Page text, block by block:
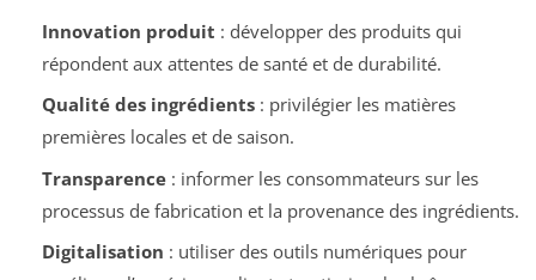
Innovation produit : développer des produits qui
répondent aux attentes de santé et de durabilité.
Qualité des ingrédients: privilégier les matières
premières locales et de saison.
Transparence: informer les consommateurs sur les
processus de fabrication et la provenance des ingrédients.
Digitalisation : utiliser des outils numériques pour